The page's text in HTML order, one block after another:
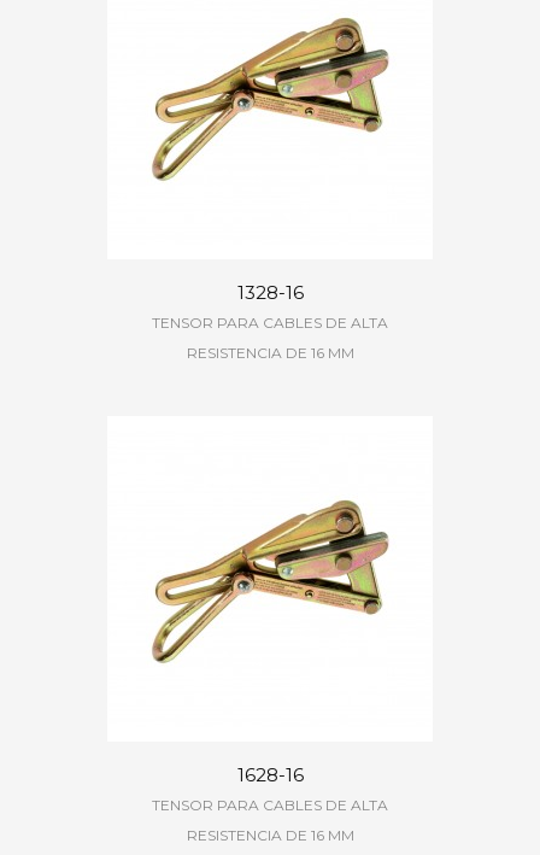
1328-16
TENSOR PARA CABLES DE ALTA
RESISTENCIA DE 16 MM
1628-16
TENSOR PARA CABLES DE ALTA
RESISTENCIA DE 16 MM